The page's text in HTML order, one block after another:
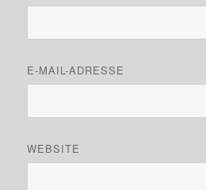
E-MAIL-ADRESSE
WEBSITE